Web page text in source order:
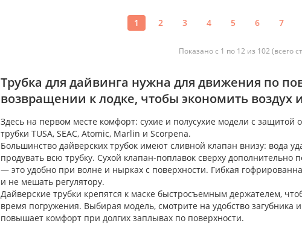
1 2 3 4 5 6 7
Показано с 1 по 12 из 102 (всего
Трубка для дайвинга нужна для движения по
возвращении к лодке, чтобы экономить воздух
Здесь на первом месте комфорт: сухие и полусухие модели с защитой
трубки TUSA, SEAC, Atomic, Marlin и Scorpena.
Большинство дайверских трубок имеют сливной клапан внизу: вода
продувать всю трубку. Сухой клапан-поплавок сверху дополнительно
— это удобно при волне и нырках с поверхности. Гибкая
и не мешать регулятору.
Дайверские трубки крепятся к маске быстросъемным держателем,
время погружения. Выбирая модель, смотрите на удобство загубника
повышает комфорт при долгих заплывах по поверхности.